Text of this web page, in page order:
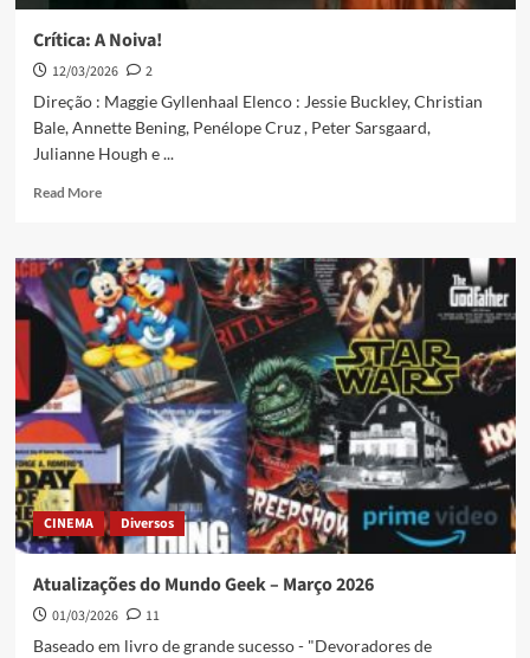
Crítica: A Noiva!
12/03/2026
2
Direção : Maggie Gyllenhaal Elenco : Jessie Buckley, Christian
Bale, Annette Bening, Penélope Cruz , Peter Sarsgaard,
Julianne Hough e ...
Read More
CINEMA Diversos
Atualizações do Mundo Geek – Março 2026
01/03/2026
11
Baseado em livro de grande sucesso - "Devoradores de